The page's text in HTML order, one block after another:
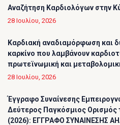
Αναζήτηση Καρδιολόγων στην
28 Ιουλίου, 2026
Καρδιακή αναδιαμόρφωση και
καρκίνο που λαμβάνουν
πρωτεϊνωμική και
28 Ιουλίου, 2026
Έγγραφο Συναίνεσης
Δεύτερος Παγκόσμιος Ορισμός
(2026): ΕΓΓΡΑΦΟ ΣΥΝΑΙΝΕΣΗΣ